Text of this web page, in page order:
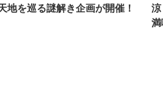
地を巡る謎解き企画が開催！